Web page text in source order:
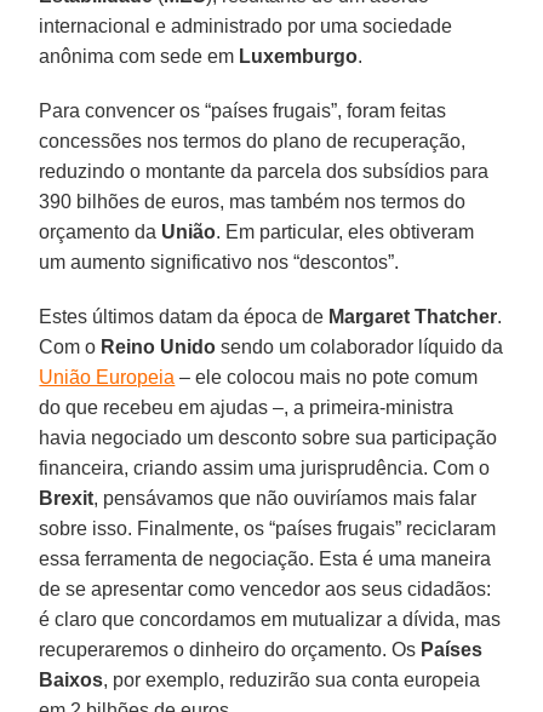
internacional e administrado por uma sociedade
anônima com sede em Luxemburgo.
Para convencer os “países frugais”, foram feitas
concessões nos termos do plano de recuperação,
reduzindo o montante da parcela dos subsídios para
390 bilhões de euros, mas também nos termos do
orçamento da União. Em particular, eles obtiveram
um aumento significativo nos “descontos”.
Estes últimos datam da época de Margaret Thatcher.
Com o Reino Unido sendo um colaborador líquido da
União Europeia – ele colocou mais no pote comum
do que recebeu em ajudas –, a primeira-ministra
havia negociado um desconto sobre sua participação
financeira, criando assim uma jurisprudência. Com o
Brexit, pensávamos que não ouviríamos mais falar
sobre isso. Finalmente, os “países frugais” reciclaram
essa ferramenta de negociação. Esta é uma maneira
de se apresentar como vencedor aos seus cidadãos:
é claro que concordamos em mutualizar a dívida, mas
recuperaremos o dinheiro do orçamento. Os Países
Baixos, por exemplo, reduzirão sua conta europeia